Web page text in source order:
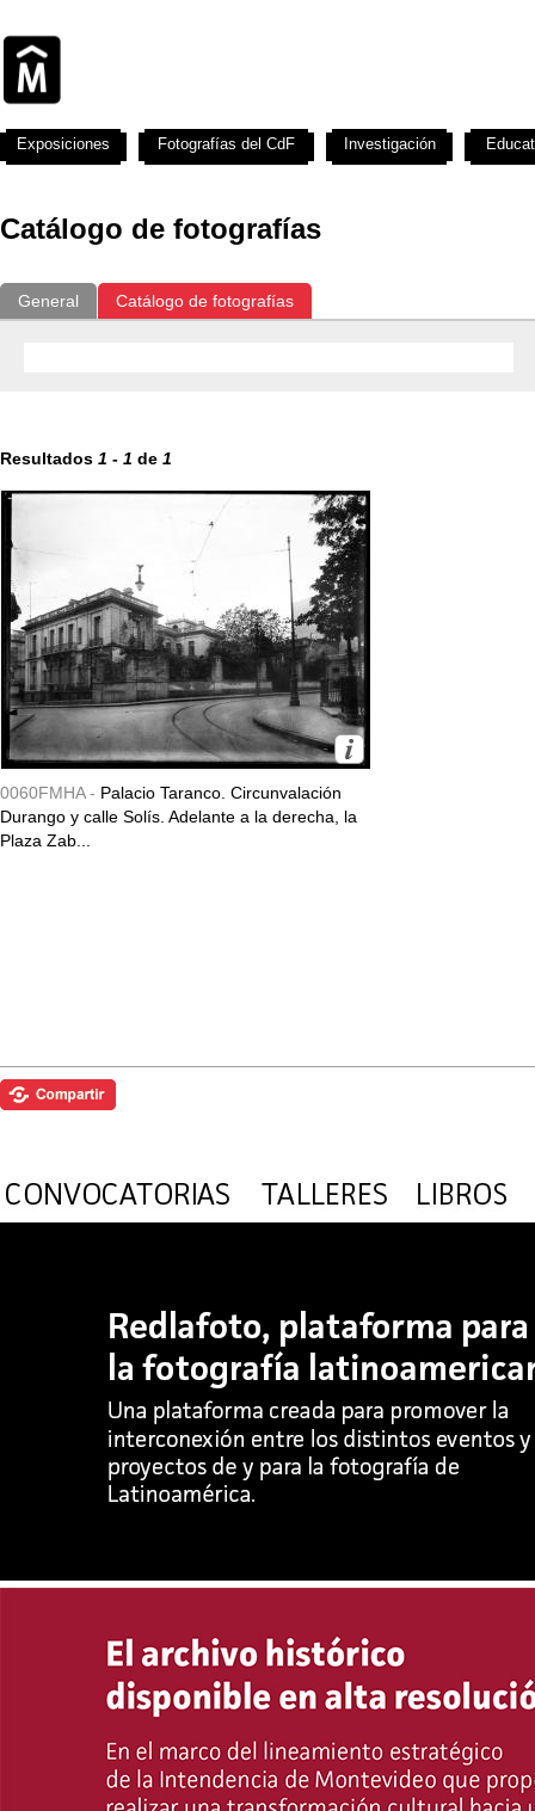
Catálogo de fotografías
General Catálogo de fotografías
Resultados 1 - 1 de 1
0060FMHA - Palacio Taranco. Circunvalación
Durango y calle Solís. Adelante a la derecha, la
Plaza Zab...
Exposiciones Fotografías del CdF Investigación